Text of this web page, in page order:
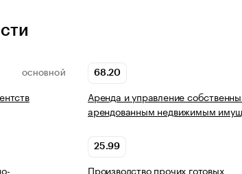
ОСНОВНОЙ 68.20
Аренда и управление
арендованным недвижимым
25.99
Производство прочих готовых